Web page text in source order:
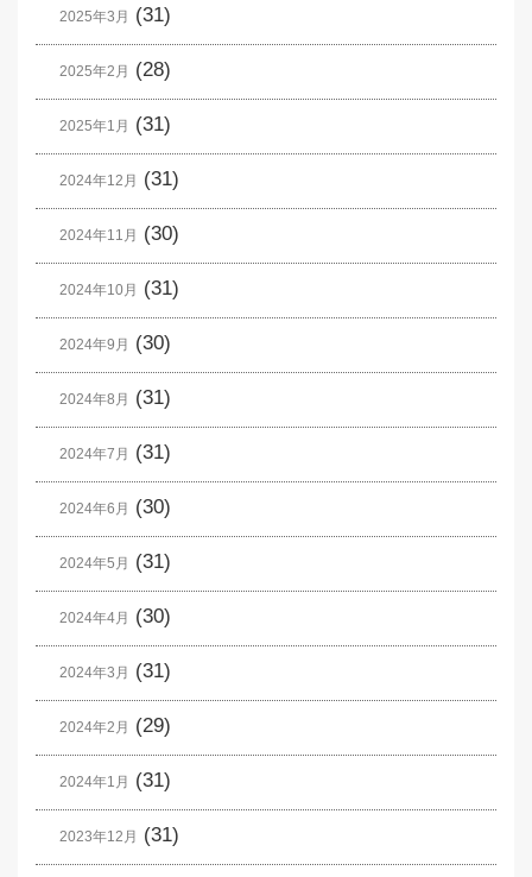
2025年3月 (31)
2025年2月 (28)
2025年1月 (31)
2024年12月 (31)
2024年11月 (30)
2024年10月 (31)
2024年9月 (30)
2024年8月 (31)
2024年7月 (31)
2024年6月 (30)
2024年5月 (31)
2024年4月 (30)
2024年3月 (31)
2024年2月 (29)
2024年1月 (31)
2023年12月 (31)